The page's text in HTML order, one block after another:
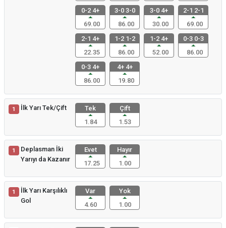
0-2 4+
69.00
3-0 3-0
86.00
3-0 4+
30.00
2-1 2-1
69.00
2-1 4+
22.35
1-2 1-2
86.00
1-2 4+
52.00
0-3 0-3
86.00
0-3 4+
86.00
4+ 4+
19.80
1 İlk Yarı Tek/Çift
Tek
1.84
Çift
1.53
1
Deplasman İki
Yarıyı da Kazanır
Evet
17.25
Hayır
1.00
1
İlk Yarı Karşılıklı
Gol
Var
4.60
Yok
1.00